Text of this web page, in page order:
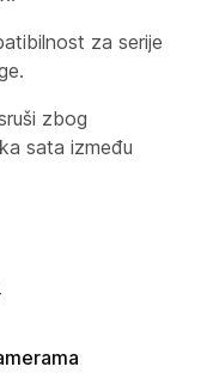
za serije
zbog
sata između